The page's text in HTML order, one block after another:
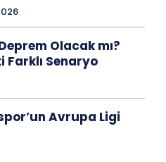
Olacak mı?
Farklı Senaryo
Avrupa Ligi